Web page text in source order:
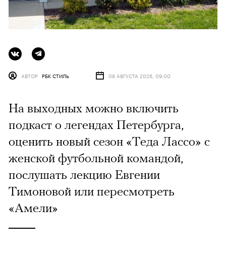
АВТОР РБК СТИЛЬ 08 АВГУСТА 2026, 09:00
На выходных можно включить
подкаст о легендах Петербурга,
оценить новый сезон «Теда Лассо» с
женской футбольной командой,
послушать лекцию Евгении
Тимоновой или пересмотреть
«Амели»